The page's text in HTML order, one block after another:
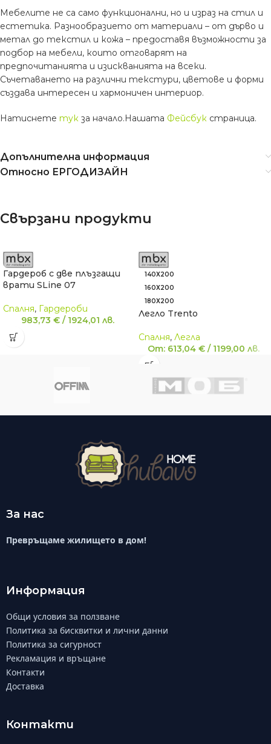
Мебелите не са само функционални, но и израз на стил и
естетика. Разнообразието от материали – от дърво и
метал до текстил и кожа – предоставя възможности за
подбор на мебели, които отговарят на
предпочитанията и изискванията на всеки.
Съчетаването на различни текстури, цветове и форми
създава интересен и хармоничен интериор.
Натиснете тук за начало.Нашата Фейсбук страница.
Допълнителна информация
Относно ЕРГОДИЗАЙН
Свързани продукти
Гардероб с две плъзгащи
врати SLine 07
Спалня, Гардероби
983,73 € / 1924,01 лв.
140Х200
160Х200
180Х200
Легло Trento
Спалня, Легла
От: 613,04 € / 1199,00 лв.
За нас
Превръщаме жилището в дом!
Информация
Общи условия за ползване
Политика за бисквитки и лични данни
Политика за сигурност
Рекламация и връщане
Контакти
Доставка
Контакти